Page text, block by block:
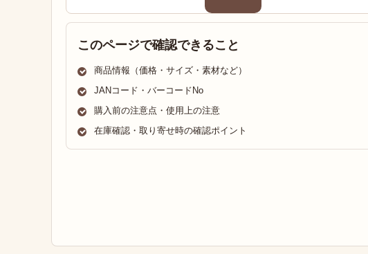
このページで確認できること
商品情報（価格・サイズ・素材など）
JANコード・バーコードNo
購入前の注意点・使用上の注意
在庫確認・取り寄せ時の確認ポイント